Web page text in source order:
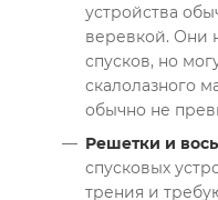
устройства
веревкой. Они
спусков, но
скалолазного
обычно не
Решетки и
спусковых
трения и